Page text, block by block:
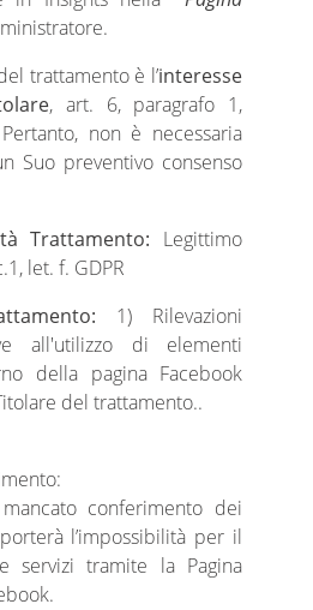
trattamento è l’interesse
, art. 6, paragrafo 1,
non è necessaria
Suo preventivo consenso
Trattamento: Legittimo
let. f. GDPR
1) Rilevazioni
all'utilizzo di elementi
della pagina Facebook
del trattamento..
conferimento dei
l’impossibilità per il
servizi tramite la Pagina